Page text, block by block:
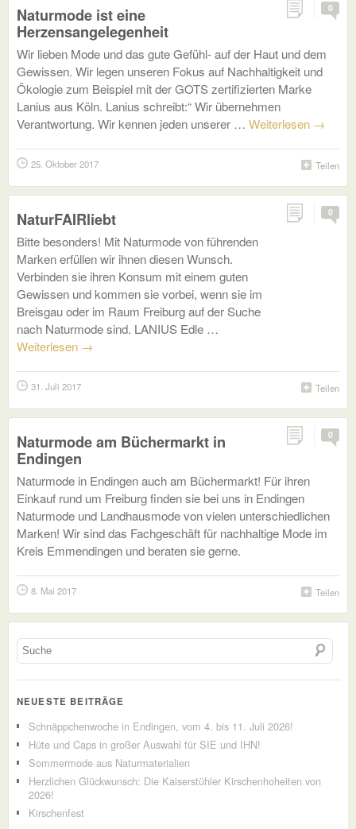
0
Naturmode ist eine
Herzensangelegenheit
Wir lieben Mode und das gute Gefühl- auf der Haut und dem
Gewissen. Wir legen unseren Fokus auf Nachhaltigkeit und
Ökologie zum Beispiel mit der GOTS zertifizierten Marke
Lanius aus Köln. Lanius schreibt:“ Wir übernehmen
Verantwortung. Wir kennen jeden unserer … Weiterlesen →
Teilen
25. Oktober 2017
0
NaturFAIRliebt
Bitte besonders! Mit Naturmode von führenden
Marken erfüllen wir ihnen diesen Wunsch.
Verbinden sie ihren Konsum mit einem guten
Gewissen und kommen sie vorbei, wenn sie im
Breisgau oder im Raum Freiburg auf der Suche
nach Naturmode sind. LANIUS Edle …
Weiterlesen →
Teilen
31. Juli 2017
0
Naturmode am Büchermarkt in
Endingen
Naturmode in Endingen auch am Büchermarkt! Für ihren
Einkauf rund um Freiburg finden sie bei uns in Endingen
Naturmode und Landhausmode von vielen unterschiedlichen
Marken! Wir sind das Fachgeschäft für nachhaltige Mode im
Kreis Emmendingen und beraten sie gerne.
Teilen
8. Mai 2017
NEUESTE BEITRÄGE
Schnäppchenwoche in Endingen, vom 4. bis 11. Juli 2026!
Hüte und Caps in großer Auswahl für SIE und IHN!
Sommermode aus Naturmaterialien
Herzlichen Glückwunsch: Die Kaiserstühler Kirschenhoheiten von
2026!
Kirschenfest